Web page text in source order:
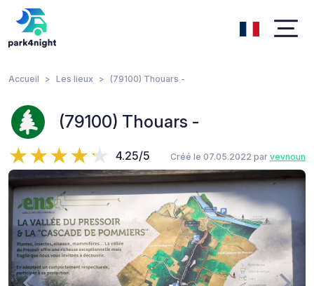
Accueil Les lieux (79100) Thouars -
(79100) Thouars -
4.25/5 Créé le 07.05.2022 par vevnoun